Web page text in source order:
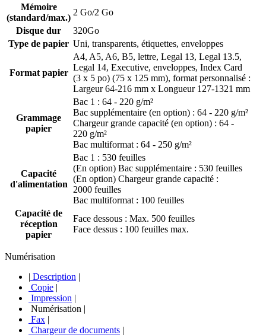
Mémoire
(standard/max.)
2 Go/2 Go
Disque dur
320Go
Type de papier Uni, transparents, étiquettes, enveloppes
Format papier
A4, A5, A6, B5, lettre, Legal 13, Legal 13.5,
Legal 14, Executive, enveloppes, Index Card
(3 x 5 po) (75 x 125 mm), format personnalisé :
Largeur 64-216 mm x Longueur 127-1321 mm
Grammage
papier
Bac 1 : 64 - 220 g/m²
Bac supplémentaire (en option) : 64 - 220 g/m²
Chargeur grande capacité (en option) : 64 -
220 g/m²
Bac multiformat : 64 - 250 g/m²
Capacité
d'alimentation
Bac 1 : 530 feuilles
(En option) Bac supplémentaire : 530 feuilles
(En option) Chargeur grande capacité :
2000 feuilles
Bac multiformat : 100 feuilles
Capacité de
réception
papier
Face dessous : Max. 500 feuilles
Face dessus : 100 feuilles max.
Numérisation
| Description |
Copie |
Impression |
Numérisation |
Fax |
Chargeur de documents |